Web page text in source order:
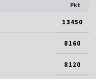
Pkt
13450
8160
8120